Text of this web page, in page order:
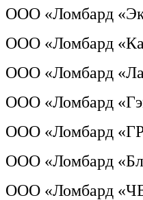
ООО «Ломбард
ООО «Ломбард
ООО «Ломбард
ООО «Ломбард
ООО «Ломбард
ООО «Ломбард
ООО «Ломбард